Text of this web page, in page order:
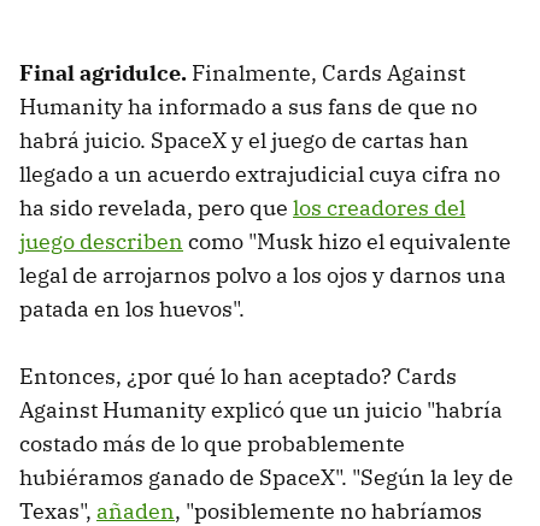
Final agridulce. Finalmente, Cards Against
Humanity ha informado a sus fans de que no
habrá juicio. SpaceX y el juego de cartas han
llegado a un acuerdo extrajudicial cuya cifra no
ha sido revelada, pero que los creadores del
juego describen como "Musk hizo el equivalente
legal de arrojarnos polvo a los ojos y darnos una
patada en los huevos".
Entonces, ¿por qué lo han aceptado? Cards
Against Humanity explicó que un juicio "habría
costado más de lo que probablemente
hubiéramos ganado de SpaceX". "Según la ley de
Texas", añaden, "posiblemente no habríamos